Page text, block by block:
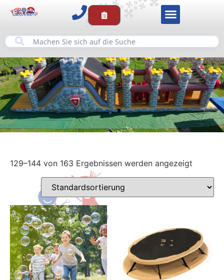
129–144 von 163 Ergebnissen werden angezeigt